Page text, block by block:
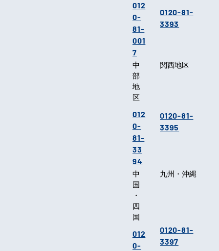
012
0-
81-
001
7
0120-81-
3393
中
部
地
区
012
0-
81-
33
94
関西地区
0120-81-
3395
中
国
・
四
国
012
0-
九州・沖縄
0120-81-
3397